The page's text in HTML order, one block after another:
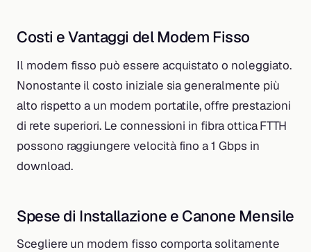
Costi e Vantaggi del Modem Fisso
Il modem fisso può essere acquistato o noleggiato.
Nonostante il costo iniziale sia generalmente più
alto rispetto a un modem portatile, offre prestazioni
di rete superiori. Le connessioni in fibra ottica FTTH
possono raggiungere velocità fino a 1 Gbps in
download.
Spese di Installazione e Canone Mensile
Scegliere un modem fisso comporta solitamente